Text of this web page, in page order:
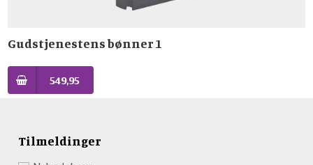
Gudstjenestens bønner 1
549,95
Tilmeldinger